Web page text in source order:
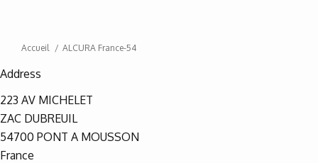
Accueil ALCURA France-54
Address
223 AV MICHELET
ZAC DUBREUIL
54700 PONT A MOUSSON
France